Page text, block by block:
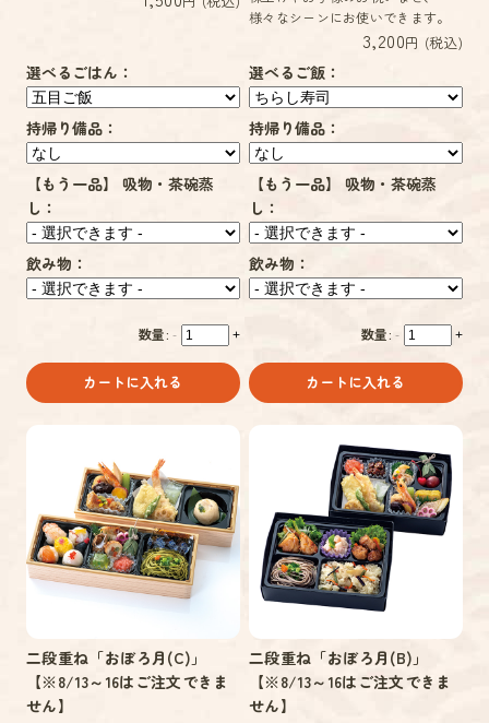
選べるごはん：
持帰り備品：
【もう一品】 吸物・茶碗蒸
し：
飲み物：
数量: - +
カートに入れる
様々なシーンにお使いできます。
3,200円 (税込)
選べるご飯：
持帰り備品：
【もう一品】 吸物・茶碗蒸
し：
飲み物：
数量: - +
カートに入れる
二段重ね「おぼろ月(C)」
【※8/13～16はご注文できま
せん】
二段重ね「おぼろ月(B)」
【※8/13～16はご注文できま
せん】